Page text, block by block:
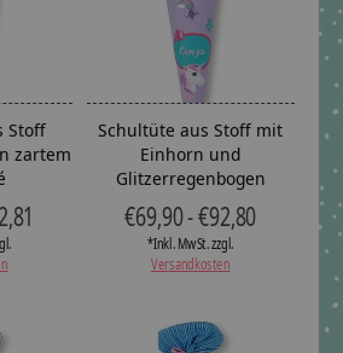
Stoff
zartem
Schultüte aus Stoff mit
Einhorn und
Glitzerregenbogen
€69,90 - €92,80
*Inkl. MwSt. zzgl.
Versandkosten